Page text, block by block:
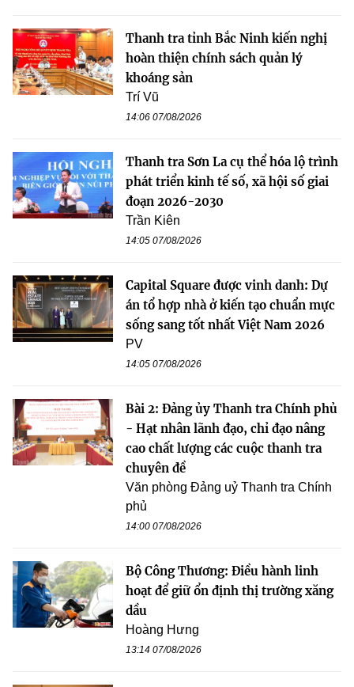
Thanh tra tỉnh Bắc Ninh kiến nghị
hoàn thiện chính sách quản lý
khoáng sản
Trí Vũ
14:06 07/08/2026
Thanh tra Sơn La cụ thể hóa lộ trình
phát triển kinh tế số, xã hội số giai
đoạn 2026-2030
Trần Kiên
14:05 07/08/2026
Capital Square được vinh danh: Dự
án tổ hợp nhà ở kiến tạo chuẩn mực
sống sang tốt nhất Việt Nam 2026
PV
14:05 07/08/2026
Bài 2: Đảng ủy Thanh tra Chính phủ
- Hạt nhân lãnh đạo, chỉ đạo nâng
cao chất lượng các cuộc thanh tra
chuyên đề
Văn phòng Đảng uỷ Thanh tra Chính
phủ
14:00 07/08/2026
Bộ Công Thương: Điều hành linh
hoạt để giữ ổn định thị trường xăng
dầu
Hoàng Hưng
13:14 07/08/2026